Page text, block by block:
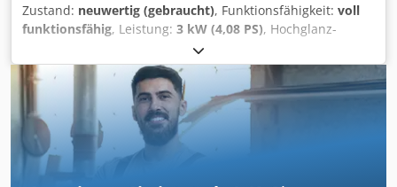
Zustand: neuwertig (gebraucht), Funktionsfähigkeit: voll
funktionsfähig, Leistung: 3 kW (4,08 PS), Hochglanz-
Poliermaschine / Polierbock Fabr. Bauerrichter Typ PM 88
Maschine stammt aus Küchenmanufaktur und wurde für
u.a. Hochglanzfronten eingesetzt. Das Nonplusultra, wenn
es um das stationäre Polieren geht! Motor ca. 3 kW,
230/400V Höhe der Polierwelle / Arbeitshöhe ca. 900 mm
Polierringe Durchmesser max. 450 mm nutzbare
Polierbreite 140 mm Ablagetisch für z. B. Poliermittel,
Werkzeug... ca. 350 x 350 mm Ausführung - stabile,